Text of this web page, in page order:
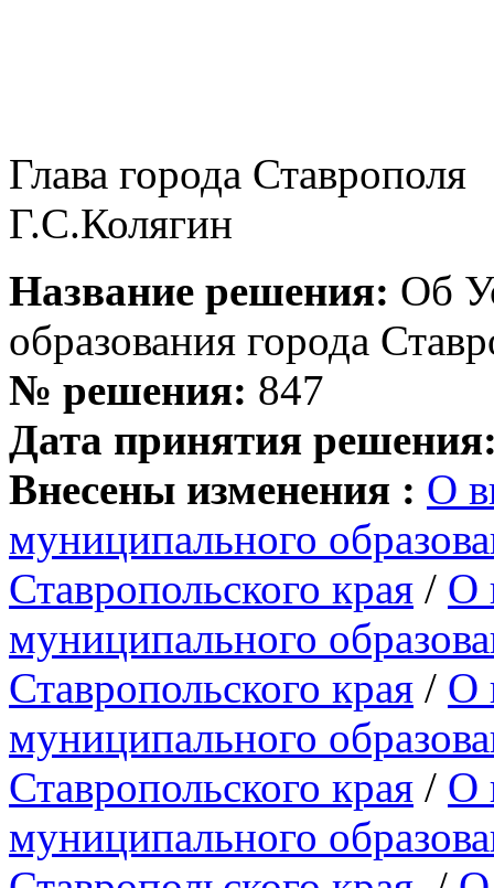
Глава
Г.С.Колягин
Название решения: Об
образования города
№ решения: 847
Дата принятия
Внесены изменения : О
муниципального
Ставропольского края / О
муниципального
Ставропольского края / О
муниципального
Ставропольского края / О
муниципального